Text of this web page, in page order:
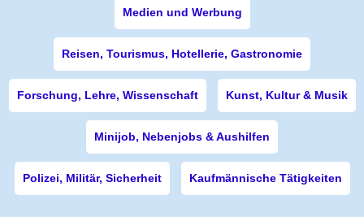
Medien und Werbung
Reisen, Tourismus, Hotellerie, Gastronomie
Forschung, Lehre, Wissenschaft Kunst, Kultur & Musik
Minijob, Nebenjobs & Aushilfen
Polizei, Militär, Sicherheit Kaufmännische Tätigkeiten